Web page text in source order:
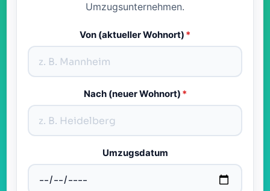
Umzugsunternehmen.
Von (aktueller Wohnort) *
Nach (neuer Wohnort) *
Umzugsdatum